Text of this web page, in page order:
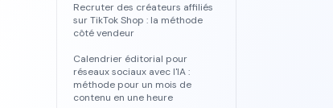
Recruter des créateurs affiliés
sur TikTok Shop : la méthode
côté vendeur
Calendrier éditorial pour
réseaux sociaux avec l'IA :
méthode pour un mois de
contenu en une heure